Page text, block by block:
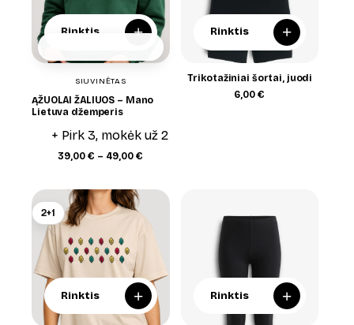
Rinktis +
SIUVINĖTAS
ĄŽUOLAI ŽALIUOS – Mano
Lietuva džemperis
+ Pirk 3, mokėk už 2
39,00€ – 49,00€
through
49,00 €
Rinktis +
Trikotažiniai šortai, juodi
6,00€
2+1
Rinktis + Rinktis +